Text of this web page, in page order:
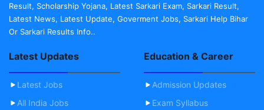
Result, Scholarship Yojana, Latest Sarkari Exam, Sarkari Result,
Latest News, Latest Update, Goverment Jobs, Sarkari Help Bihar
Or Sarkari Results Info..
Latest Updates
Latest Jobs
All India Jobs
Education & Career
Admission Updates
Exam Syllabus